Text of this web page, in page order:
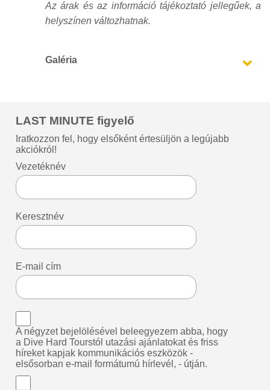
Az árak és az információ tájékoztató jellegűek, a
helyszínen változhatnak.
Galéria
LAST MINUTE figyelő
Iratkozzon fel, hogy elsőként értesüljön a legújabb
akciókról!
Vezetéknév
Keresztnév
E-mail cím
A négyzet bejelölésével beleegyezem abba, hogy
a Dive Hard Tourstól utazási ajánlatokat és friss
híreket kapjak kommunikációs eszközök -
elsősorban e-mail formátumú hírlevél, - útján.